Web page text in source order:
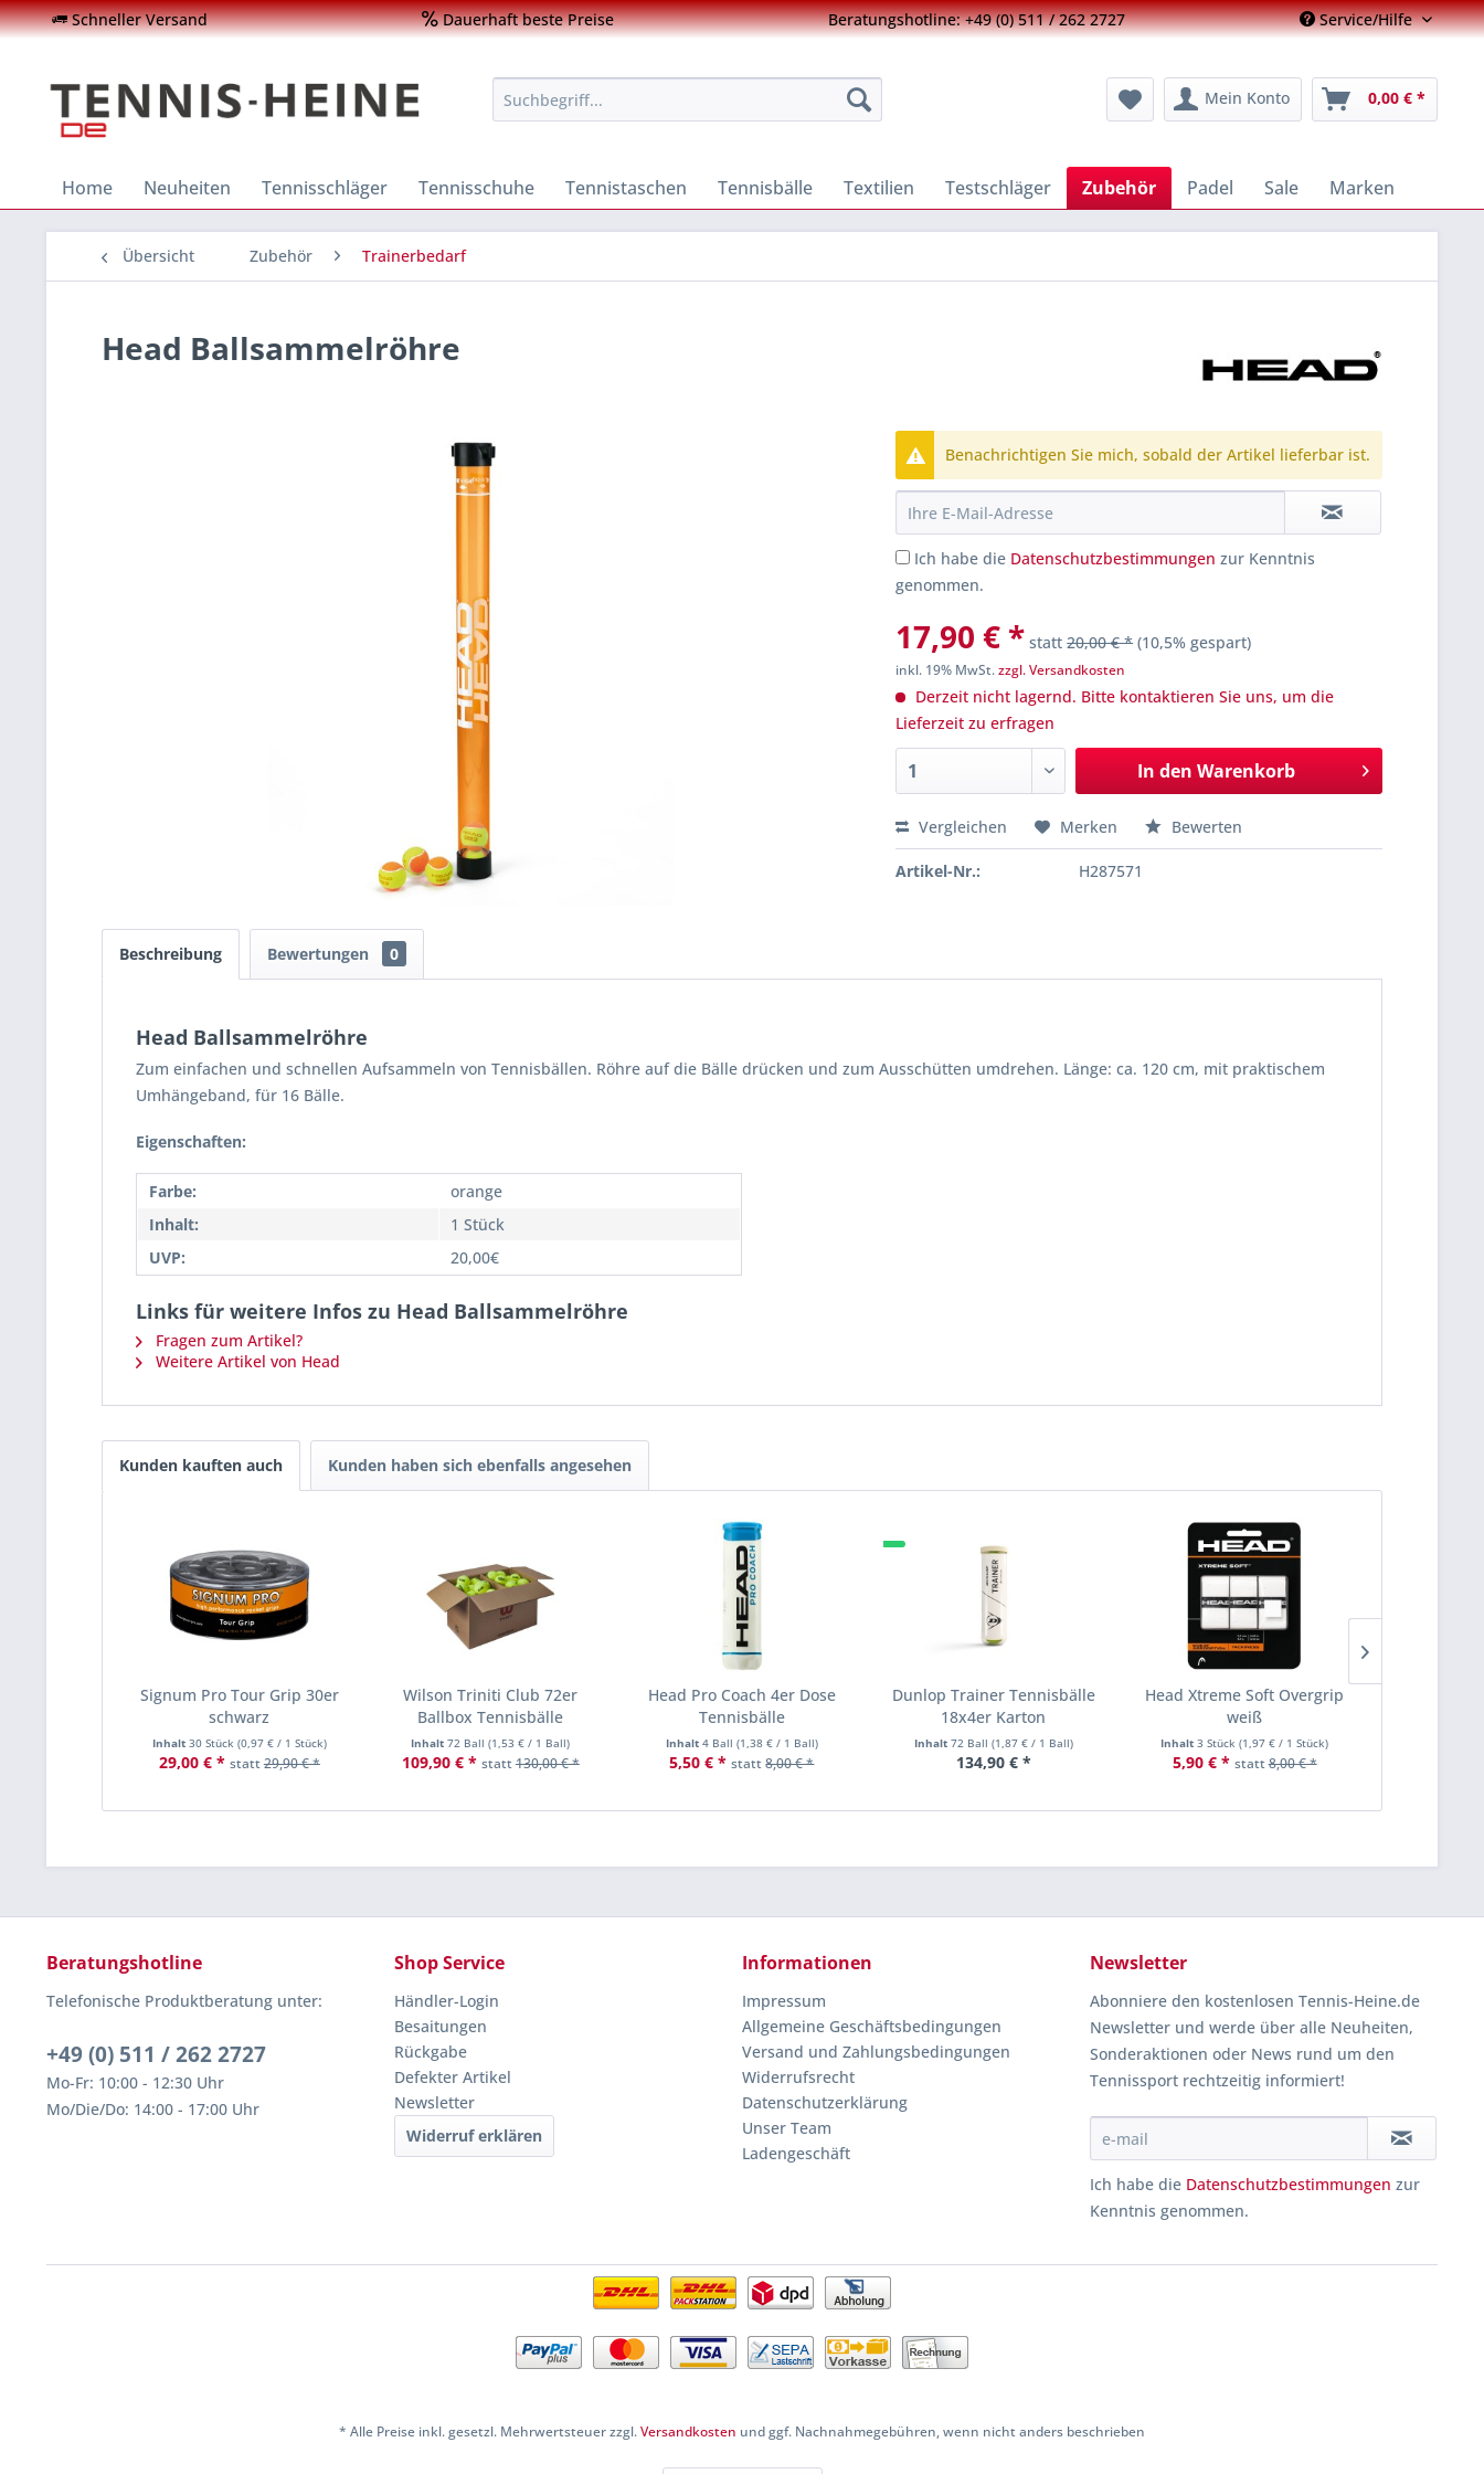
Schneller Versand Dauerhaft beste Preise Beratungshotline: +49 (0) 511 / 262 2727 Service/Hilfe
Mein Konto 0,00 € *
Home Neuheiten Tennisschläger Tennisschuhe Tennistaschen Tennisbälle Textilien Testschläger Zubehör Padel Sale Marken
Übersicht Zubehör Trainerbedarf
Head Ballsammelröhre
Benachrichtigen Sie mich, sobald der Artikel lieferbar ist.
Ich habe die Datenschutzbestimmungen zur Kenntnis
genommen.
17,90 € * statt20,00 € * (10,5% gespart)
inkl. 19% MwSt.zzgl. Versandkosten
Derzeit nicht lagernd. Bitte kontaktieren Sie uns, um die
Lieferzeit zu erfragen
In den Warenkorb
Vergleichen Merken Bewerten
Artikel-Nr.: H287571
Beschreibung Bewertungen 0
Head Ballsammelröhre
Zum einfachen und schnellen Aufsammeln von Tennisbällen. Röhre auf die Bälle drücken und zum Ausschütten umdrehen. Länge: ca. 120 cm, mit praktischem
Umhängeband, für 16 Bälle.
Eigenschaften:
Farbe:
orange
Inhalt:
1 Stück
UVP:
20,00€
Links für weitere Infos zu Head Ballsammelröhre
Fragen zum Artikel?
Weitere Artikel von Head
Kunden kauften auch Kunden haben sich ebenfalls angesehen
Signum Pro Tour Grip 30er
schwarz
Inhalt 30 Stück (0,97 €/ 1 Stück)
29,00 € * statt29,90 € *
Wilson Triniti Club 72er
Ballbox Tennisbälle
Inhalt72 Ball(1,53 € / 1 Ball)
109,90 € * statt130,00 € *
Head Pro Coach 4er Dose
Tennisbälle
Inhalt 4 Ball (1,38 €/ 1 Ball)
5,50 € * statt8,00 € *
Dunlop Trainer Tennisbälle
18x4er Karton
Inhalt 72 Ball (1,87 €/ 1 Ball)
134,90 € *
Head Xtreme Soft Overgrip
weiß
Inhalt3 Stück(1,97 € / 1 Stück)
5,90 € * statt8,00 € *
Beratungshotline
Telefonische Produktberatung unter:
+49 (0) 511 / 262 2727
Mo-Fr: 10:00 - 12:30 Uhr
Mo/Die/Do: 14:00 - 17:00 Uhr
Shop Service
Händler-Login
Besaitungen
Rückgabe
Defekter Artikel
Newsletter
Widerruf erklären
Informationen
Impressum
Allgemeine Geschäftsbedingungen
Versand und Zahlungsbedingungen
Widerrufsrecht
Datenschutzerklärung
Unser Team
Ladengeschäft
Newsletter
Abonniere den kostenlosen Tennis-Heine.de
Newsletter und werde über alle Neuheiten,
Sonderaktionen oder News rund um den
Tennissport rechtzeitig informiert!
Ich habe die Datenschutzbestimmungen zur
Kenntnis genommen.
* Alle Preise inkl. gesetzl. Mehrwertsteuer zzgl.Versandkosten und ggf. Nachnahmegebühren, wenn nicht anders beschrieben